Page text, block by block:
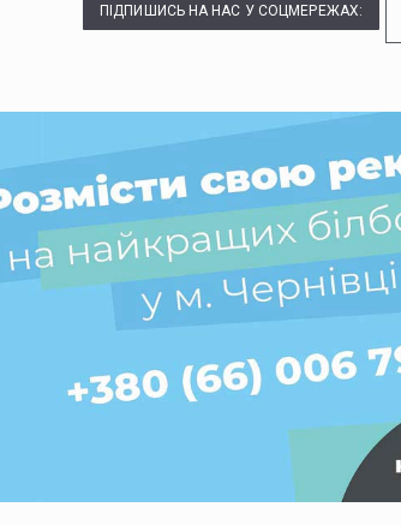
ПІДПИШИСЬ НА НАС У СОЦМЕРЕЖАХ: